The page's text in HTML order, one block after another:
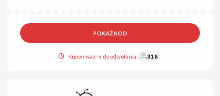
POKAŻ KOD
Kupon ważny do odwołania 318